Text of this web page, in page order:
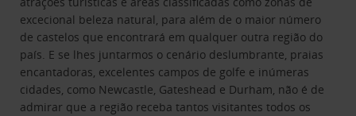
excecional beleza natural, para além de o maior número
de castelos que encontrará em qualquer outra região do
país. E se lhes juntarmos o cenário deslumbrante, praias
encantadoras, excelentes campos de golfe e inúmeras
cidades, como Newcastle, Gateshead e Durham, não é de
admirar que a região receba tantos visitantes todos os